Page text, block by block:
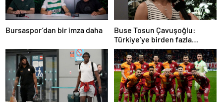
Bursaspor’dan bir imza daha
Buse Tosun Çavuşoğlu:
Türkiye’ye birden fazla
madalya getireceğine
inanıyorum